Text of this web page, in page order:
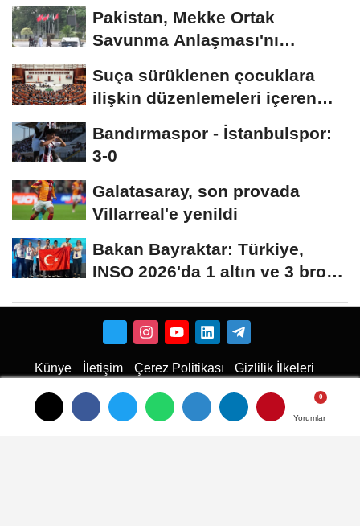
Yorumlar
Yorumlar
Yorumlar
Pakistan, Mekke Ortak
Savunma Anlaşması'nı
Suça sürüklenen çocuklara
ilişkin düzenlemeleri içeren
Bandırmaspor - İstanbulspor:
3-0
Galatasaray, son provada
Villarreal'e yenildi
Bakan Bayraktar: Türkiye,
INSO 2026'da 1 altın ve 3 bronz
Künye İletişim Çerez Politikası Gizlilik İlkeleri
Karaman Haber Haber Karaman Haber Karaman Web Tasarım Hukuki Haber
Karaman
Emlak
Karaman Çiçekci
Haber